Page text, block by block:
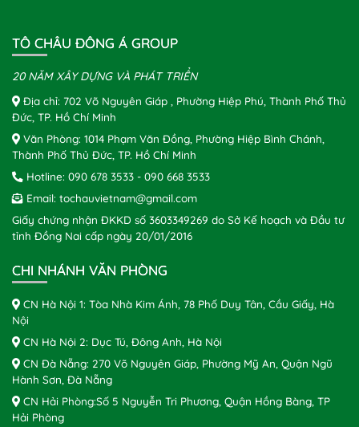
TÔ CHÂU ĐÔNG Á GROUP
20 NĂM XÂY DỰNG VÀ PHÁT TRIỂN
Địa chỉ: 702 Võ Nguyên Giáp , Phường Hiệp Phú, Thành Phố Thủ
Đức, TP. Hồ Chí Minh
Văn Phòng: 1014 Phạm Văn Đồng, Phường Hiệp Bình Chánh,
Thành Phố Thủ Đức, TP. Hồ Chí Minh
Hotline: 090 678 3533 - 090 668 3533
Email: tochauvietnam@gmail.com
Giấy chứng nhận ĐKKD số 3603349269 do Sở Kế hoạch và Đầu tư
tỉnh Đồng Nai cấp ngày 20/01/2016
CHI NHÁNH VĂN PHÒNG
CN Hà Nội 1: Tòa Nhà Kim Ánh, 78 Phố Duy Tân, Cầu Giấy, Hà
Nội
CN Hà Nội 2: Dục Tú, Đông Anh, Hà Nội
CN Đà Nẵng: 270 Võ Nguyên Giáp, Phường Mỹ An, Quận Ngũ
Hành Sơn, Đà Nẵng
CN Hải Phòng:Số 5 Nguyễn Tri Phương, Quận Hồng Bàng, TP
Hải Phòng